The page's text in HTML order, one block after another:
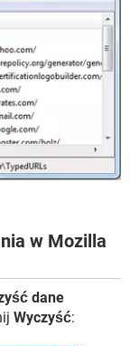
w Mozilla
dane
Wyczyść: